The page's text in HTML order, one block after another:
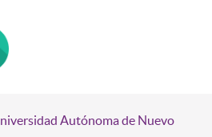
Autónoma de Nuevo